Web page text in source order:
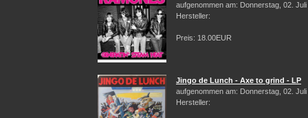
aufgenommen am: Donnerstag, 02. Juli
Hersteller:
Preis: 18.00EUR
Jingo de Lunch - Axe to grind - LP
aufgenommen am: Donnerstag, 02. Juli
Hersteller: